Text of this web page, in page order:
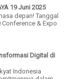
19 Juni 2025
depan! Tanggal
& Expo
Digital di
Indonesia